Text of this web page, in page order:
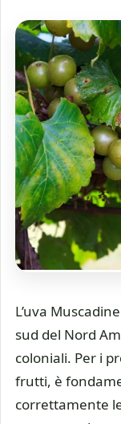
L’uva
sud del Nord
coloniali. Per i
frutti, è
correttamente